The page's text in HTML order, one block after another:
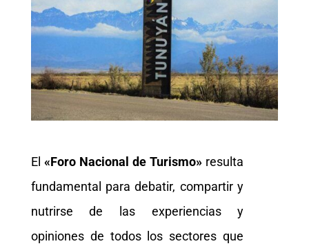
El «Foro Nacional de Turismo» resulta
fundamental para debatir, compartir y
nutrirse de las experiencias y
opiniones de todos los sectores que